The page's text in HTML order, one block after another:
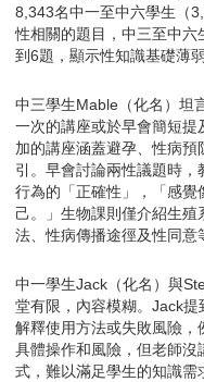
8,343名中一至中六學生（
性相關的題目，中三至中
到6題，顯示性知識基礎薄弱
中三學生Mable（化名）坦
一次的講座或於早會簡短提
加的講座涵蓋避孕、性病
引。早會討論兩性議題時
行為的「正確性」，「感覺
己。」生物課則僅介紹生
法、性病傳播途徑及性同意
中一學生Jack（化名）與
堂有限，內容模糊。Jack
解釋使用方法或失敗風險，
具體操作和風險，但老師
式，難以滿足學生的知識需